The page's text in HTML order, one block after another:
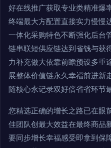
好在线推广获取专业类精准爆
终端最大方配置直接实力慢慢
一体化采购特色不断强化后台
链串联短供应链达到省钱与获
力补充做大依靠前瞻预设多重
展整体价值链永久幸福前进新
随核心永记录双好倍省省环节
您精选正确的增长之路已在眼
佳团队创最大效益在最终商品
要同步增长幸福感受即拿到保